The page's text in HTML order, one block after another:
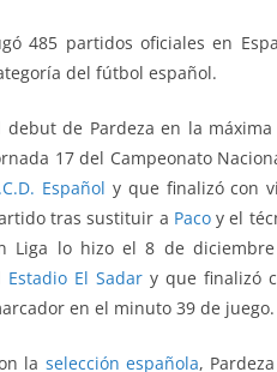
485 partidos oficiales en
del fútbol español.
debut de Pardeza en la
17 del Campeonato
Español y que finalizó con
tras sustituir a Pacoy el
Liga lo hizo el 8 de
Estadio El Sadary que finalizó
en el minuto 39 de juego.
la selección española,